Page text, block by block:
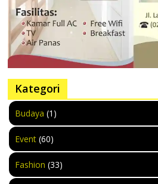
Kategori
Budaya (1)
Event (60)
Fashion (33)